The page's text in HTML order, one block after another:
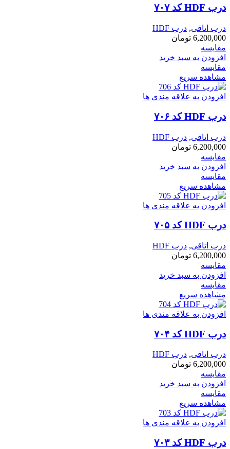
درب HDF کد ۷۰۷
درب اتاقی, درب HDF
6,200,000 تومان
مقایسه
افزودن به سبد خرید
مقایسه
مشاهده سریع
افزودن به علاقه مندی ها
درب HDF کد ۷۰۶
درب اتاقی, درب HDF
6,200,000 تومان
مقایسه
افزودن به سبد خرید
مقایسه
مشاهده سریع
افزودن به علاقه مندی ها
درب HDF کد ۷۰۵
درب اتاقی, درب HDF
6,200,000 تومان
مقایسه
افزودن به سبد خرید
مقایسه
مشاهده سریع
افزودن به علاقه مندی ها
درب HDF کد ۷۰۴
درب اتاقی, درب HDF
6,200,000 تومان
مقایسه
افزودن به سبد خرید
مقایسه
مشاهده سریع
افزودن به علاقه مندی ها
درب HDF کد ۷۰۳